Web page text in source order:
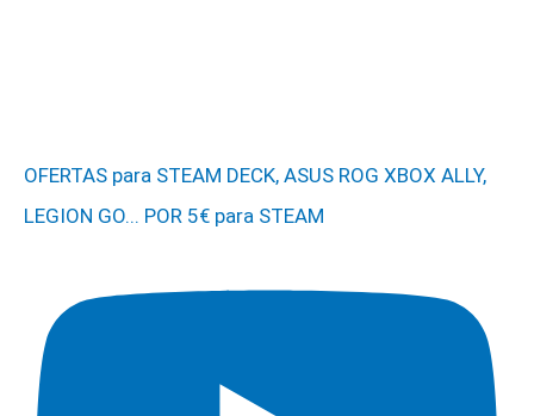
OFERTAS para STEAM DECK, ASUS ROG XBOX ALLY,
LEGION GO... POR 5€ para STEAM